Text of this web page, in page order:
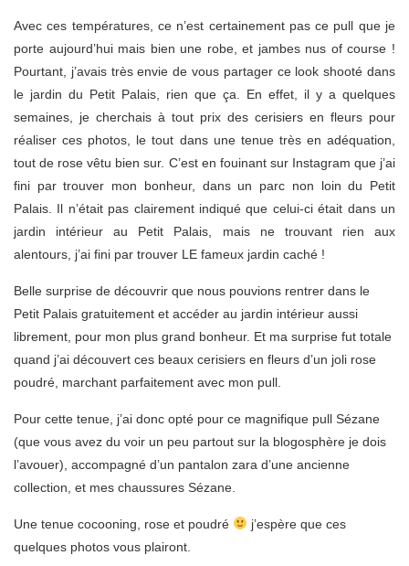
Avec ces températures, ce n’est certainement pas ce pull que je
porte aujourd’hui mais bien une robe, et jambes nus of course !
Pourtant, j’avais très envie de vous partager ce look shooté dans
le jardin du Petit Palais, rien que ça. En effet, il y a quelques
semaines, je cherchais à tout prix des cerisiers en fleurs pour
réaliser ces photos, le tout dans une tenue très en adéquation,
tout de rose vêtu bien sur. C’est en fouinant sur Instagram que j’ai
fini par trouver mon bonheur, dans un parc non loin du Petit
Palais. Il n’était pas clairement indiqué que celui-ci était dans un
jardin intérieur au Petit Palais, mais ne trouvant rien aux
alentours, j’ai fini par trouver LE fameux jardin caché !
Belle surprise de découvrir que nous pouvions rentrer dans le
Petit Palais gratuitement et accéder au jardin intérieur aussi
librement, pour mon plus grand bonheur. Et ma surprise fut totale
quand j’ai découvert ces beaux cerisiers en fleurs d’un joli rose
poudré, marchant parfaitement avec mon pull.
Pour cette tenue, j’ai donc opté pour ce magnifique pull Sézane
(que vous avez du voir un peu partout sur la blogosphère je dois
l’avouer), accompagné d’un pantalon zara d’une ancienne
collection, et mes chaussures Sézane.
Une tenue cocooning, rose et poudré
j’espère que ces
quelques photos vous plairont.